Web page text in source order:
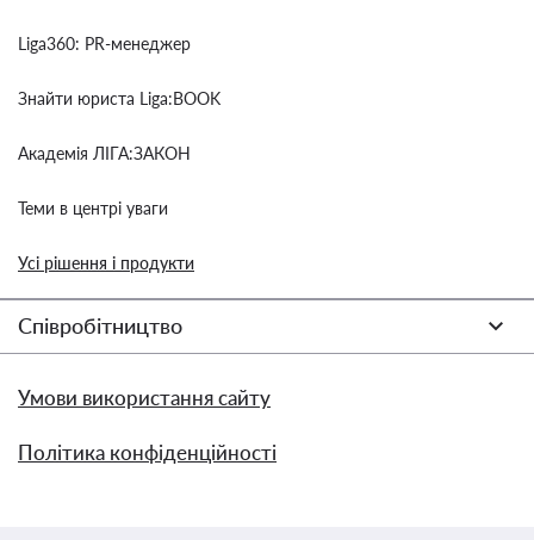
Liga360: PR-менеджер
Знайти юриста Liga:BOOK
Академія ЛІГА:ЗАКОН
Теми в центрі уваги
Усі рішення і продукти
Співробітництво
Умови використання сайту
Політика конфіденційності